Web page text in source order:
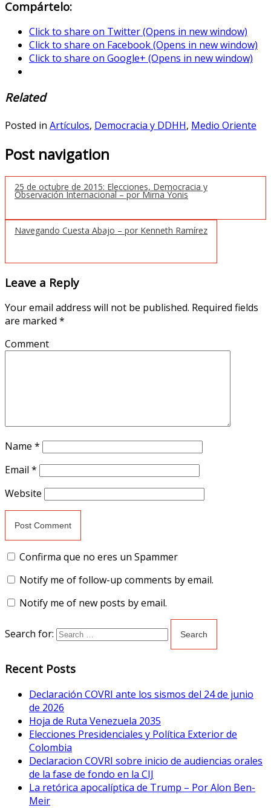
Compártelo:
Click to share on Twitter (Opens in new window)
Click to share on Facebook (Opens in new window)
Click to share on Google+ (Opens in new window)
Related
Posted in Artículos, Democracia y DDHH, Medio Oriente
Post navigation
25 de octubre de 2015: Elecciones, Democracia y
Observación Internacional – por Mirna Yonis
Navegando Cuesta Abajo – por Kenneth Ramírez
Leave a Reply
Your email address will not be published. Required fields
are marked *
Comment
Name *
Email *
Website
Confirma que no eres un Spammer
Notify me of follow-up comments by email.
Notify me of new posts by email.
Search for:
Recent Posts
Declaración COVRI ante los sismos del 24 de junio
de 2026
Hoja de Ruta Venezuela 2035
Elecciones Presidenciales y Política Exterior de
Colombia
Declaracion COVRI sobre inicio de audiencias orales
de la fase de fondo en la CIJ
La retórica apocalíptica de Trump – Por Alon Ben-
Meir